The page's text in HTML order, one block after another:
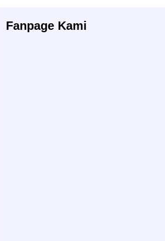
Fanpage Kami